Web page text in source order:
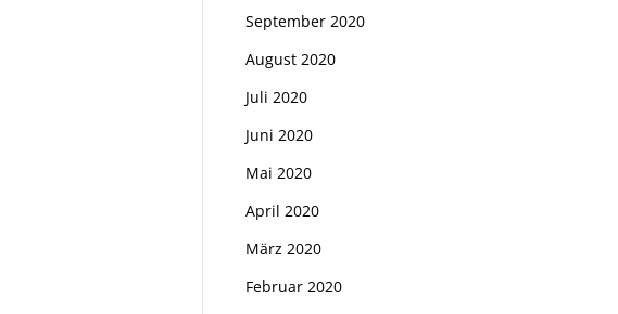
September 2020
August 2020
Juli 2020
Juni 2020
Mai 2020
April 2020
März 2020
Februar 2020